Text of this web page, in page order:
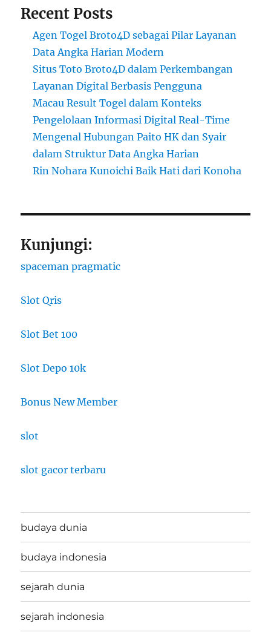
Recent Posts
Agen Togel Broto4D sebagai Pilar Layanan
Data Angka Harian Modern
Situs Toto Broto4D dalam Perkembangan
Layanan Digital Berbasis Pengguna
Macau Result Togel dalam Konteks
Pengelolaan Informasi Digital Real-Time
Mengenal Hubungan Paito HK dan Syair
dalam Struktur Data Angka Harian
Rin Nohara Kunoichi Baik Hati dari Konoha
Kunjungi:
spaceman pragmatic
Slot Qris
Slot Bet 100
Slot Depo 10k
Bonus New Member
slot
slot gacor terbaru
budaya dunia
budaya indonesia
sejarah dunia
sejarah indonesia